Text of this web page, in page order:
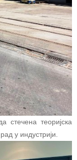
стечена теоријска
у индустрији.